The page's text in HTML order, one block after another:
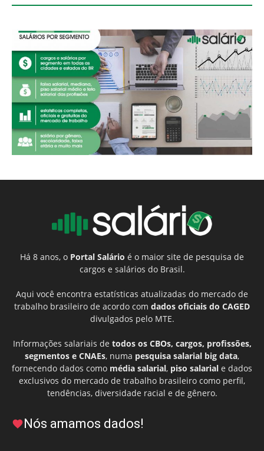
Há 8 anos, o Portal Salário é o maior site de pesquisa de
cargos e salários do Brasil.
Aqui você encontra estatísticas atualizadas do mercado de
trabalho brasileiro de acordo com dados oficiais do CAGED
divulgados pelo MTE.
Informações salariais de todos os CBOs, cargos, profissões,
segmentos e CNAEs, numa pesquisa salarial big data,
fornecendo dados como média salarial, piso salarial e dados
exclusivos do mercado de trabalho brasileiro como perfil,
tendências, diversidade racial e de gênero.
Nós amamos dados!